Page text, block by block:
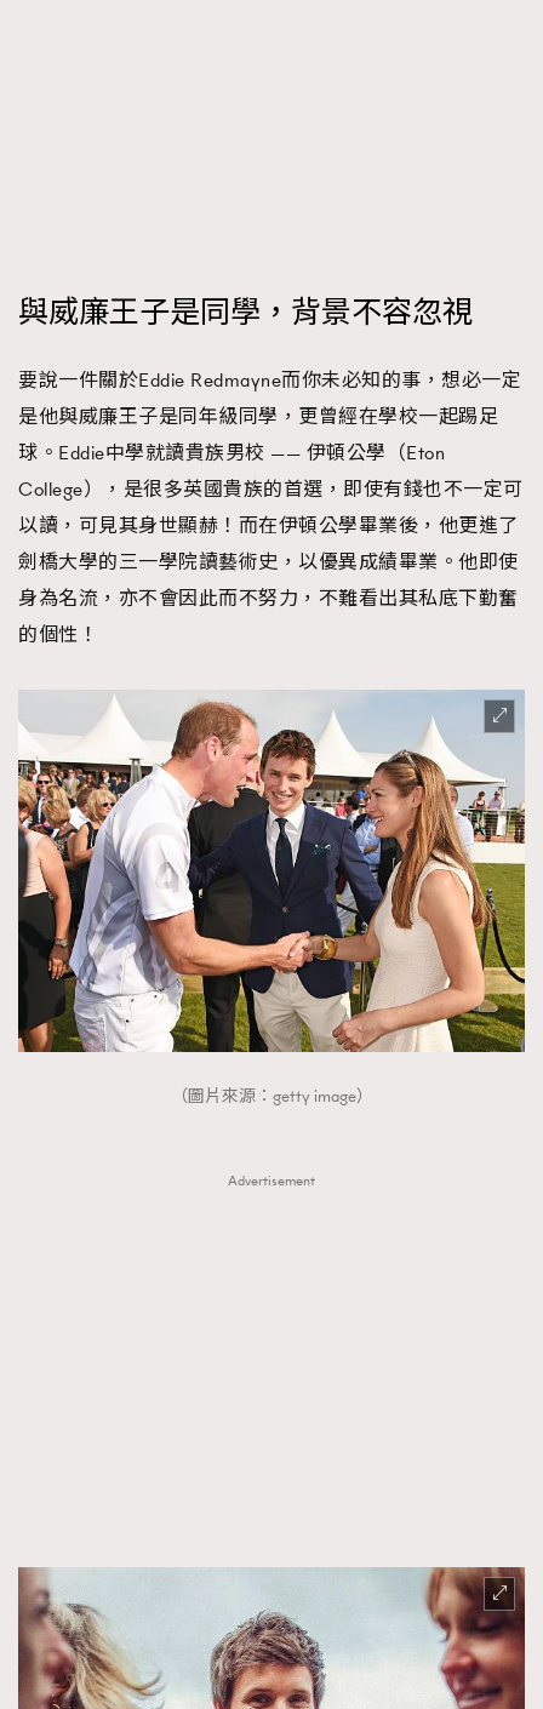
與威廉王子是同學，背景不容忽視
要說一件關於Eddie Redmayne而你未必知的事，想必一定
是他與威廉王子是同年級同學，更曾經在學校一起踢足
球。Eddie中學就讀貴族男校 —— 伊頓公學（Eton
College），是很多英國貴族的首選，即使有錢也不一定可
以讀，可見其身世顯赫！而在伊頓公學畢業後，他更進了
劍橋大學的三一學院讀藝術史，以優異成績畢業。他即使
身為名流，亦不會因此而不努力，不難看出其私底下勤奮
的個性！
（圖片來源：getty image）
Advertisement